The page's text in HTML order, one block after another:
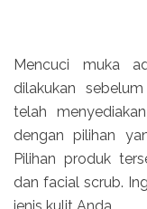
Mencuci muka
dilakukan
telah
dengan pilihan
Pilihan produk
dan facial scrub.